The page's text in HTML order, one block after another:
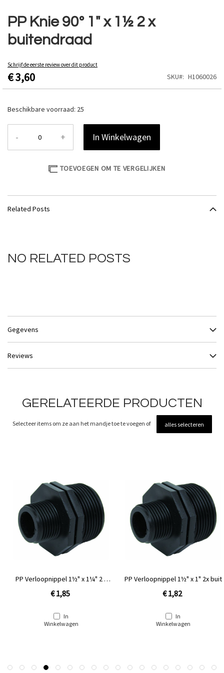
PP Knie 90º 1" x 1½ 2 x
buitendraad
Schrijf de eerste review over dit product
€ 3,60 SKU H1060026
Beschikbare voorraad: 25
- + In Winkelwagen
TOEVOEGEN OM TE VERGELIJKEN
naar
het
begin
van
afbeeldingen-
gallerij
Related Posts
NO RELATED POSTS
Gegevens
Reviews
GERELATEERDE PRODUCTEN
Selecteer items om ze aan het mandje toe te voegen of alles selecteren
PP Verloopnippel 1½" x 1¼" 2 x
€ 1,85
In
Winkelwagen
PP Verloopnippel 1½" x 1" 2x buit
€ 1,82
In
Winkelwagen